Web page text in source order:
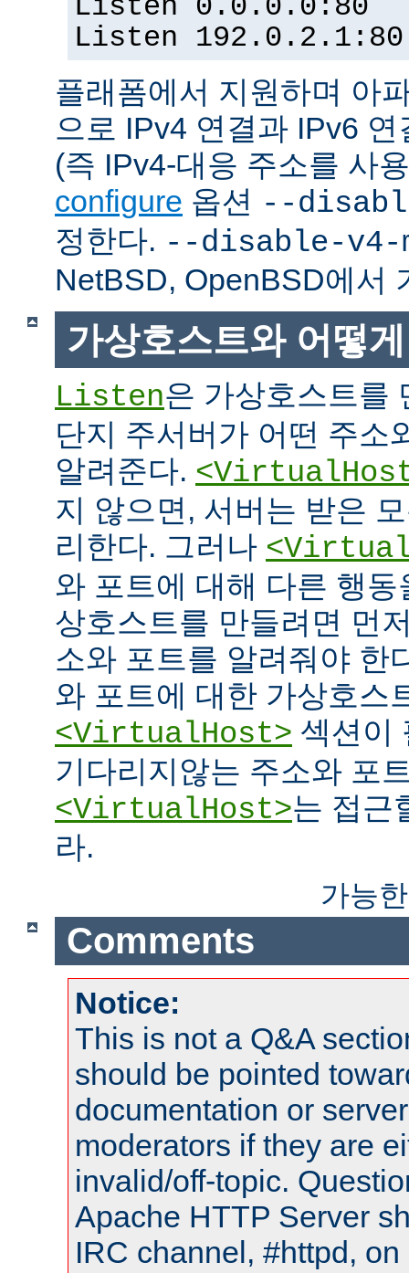
Listen 0.0.0.0:80
Listen 192.0.2.1:80
플래폼에서 지원하며 아
으로 IPv4 연결과 IPv6
(즉 IPv4-대응 주소를 사
configure 옵션 --
정한다. --disable-v4-
NetBSD, OpenBSD에서
가상호스트와 어떻
Listen은 가상호스트를
단지 주서버가 어떤 주소
알려준다.
지 않으면, 서버는 받은
리한다. 그러나
와 포트에 대해 다른 행
상호스트를 만들려면 먼
소와 포트를 알려줘야 한
와 포트에 대한 가상호스
<VirtualHost> 섹션이
기다리지않는 주소와 포
<VirtualHost>는 접근
라.
가능
Comments
Notice:
This is not a Q&A
should be pointed
documentation or
moderators if they are
invalid/off-topic.
Apache HTTP Server
IRC channel, #httpd,